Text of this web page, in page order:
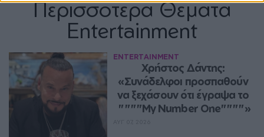
Περισσότερα Θέματα
Entertainment
ENTERTAINMENT
Χρήστος Δάντης:
«Συνάδελφοι προσπαθούν
να ξεχάσουν ότι έγραψα το
""""My Number One""""»